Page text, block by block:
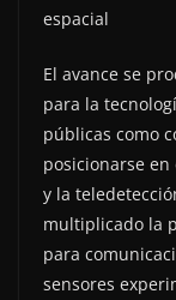
espacial
El avance se
para la
públicas como
posicionarse
y la
multiplicado la
para
sensores